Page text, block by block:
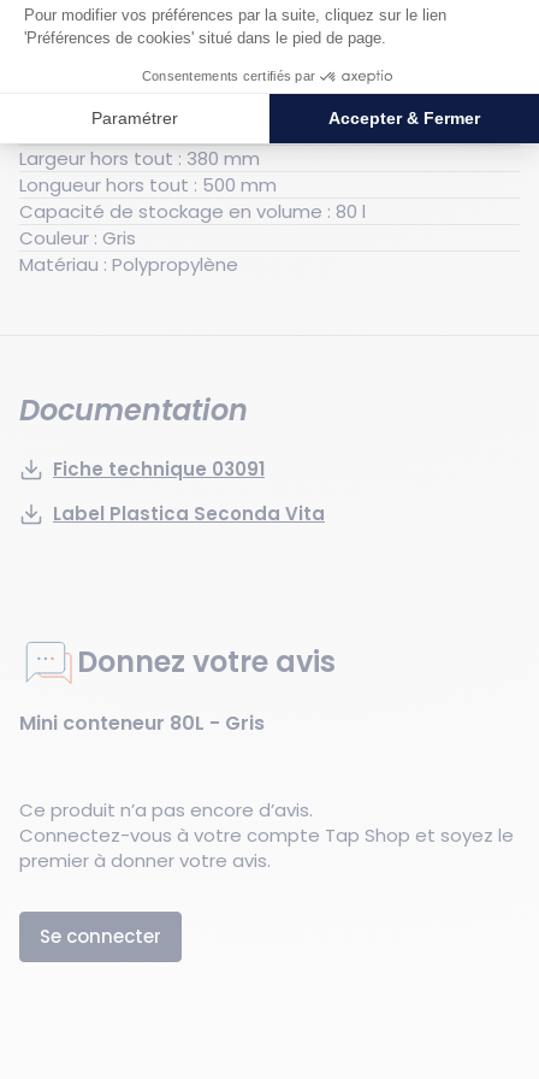
Hauteur hors tout : 800 mm
Largeur hors tout : 380 mm
Longueur hors tout : 500 mm
Capacité de stockage en volume : 80 l
Couleur : Gris
Matériau : Polypropylène
Documentation
Fiche technique 03091
Label Plastica Seconda Vita
Donnez votre avis
Mini conteneur 80L - Gris
Ce produit n’a pas encore d’avis.
Connectez-vous à votre compte Tap Shop et soyez le
premier à donner votre avis.
Se connecter